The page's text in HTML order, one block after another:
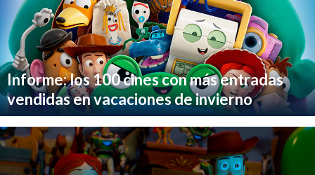
Informe: los 100 cines con más entradas
vendidas en vacaciones de invierno